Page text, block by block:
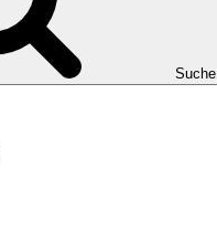
Suche